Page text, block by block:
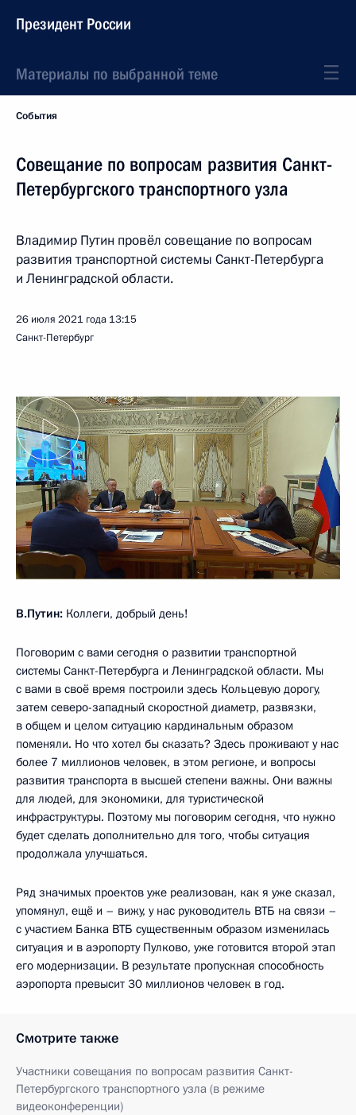
Президент России
Материалы по выбранной теме
События
Совещание по вопросам развития Санкт-
Петербургского транспортного узла
Владимир Путин провёл совещание по вопросам
развития транспортной системы Санкт-Петербурга
и Ленинградской области.
26 июля 2021 года 13:15
Санкт-Петербург
В.Путин: Коллеги, добрый день!
Поговорим с вами сегодня о развитии транспортной
системы Санкт-Петербурга и Ленинградской области. Мы
с вами в своё время построили здесь Кольцевую дорогу,
затем северо-западный скоростной диаметр, развязки,
в общем и целом ситуацию кардинальным образом
поменяли. Но что хотел бы сказать? Здесь проживают у нас
более 7 миллионов человек, в этом регионе, и вопросы
развития транспорта в высшей степени важны. Они важны
для людей, для экономики, для туристической
инфраструктуры. Поэтому мы поговорим сегодня, что нужно
будет сделать дополнительно для того, чтобы ситуация
продолжала улучшаться.
Ряд значимых проектов уже реализован, как я уже сказал,
упомянул, ещё и – вижу, у нас руководитель ВТБ на связи –
с участием Банка ВТБ существенным образом изменилась
ситуация и в аэропорту Пулково, уже готовится второй этап
его модернизации. В результате пропускная способность
аэропорта превысит 30 миллионов человек в год.
Смотрите также
Участники совещания по вопросам развития Санкт-
Петербургского транспортного узла (в режиме
видеоконференции)